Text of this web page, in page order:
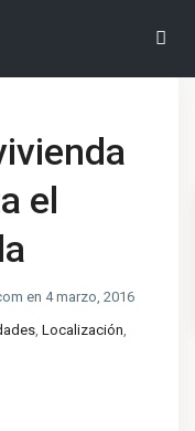
el
en 4 marzo, 2016
,Localización,